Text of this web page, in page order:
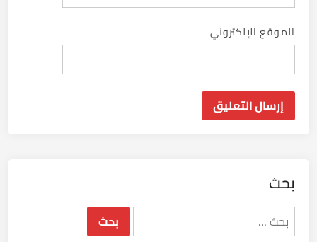
الموقع الإلكتروني
بحث
البحث
عن: